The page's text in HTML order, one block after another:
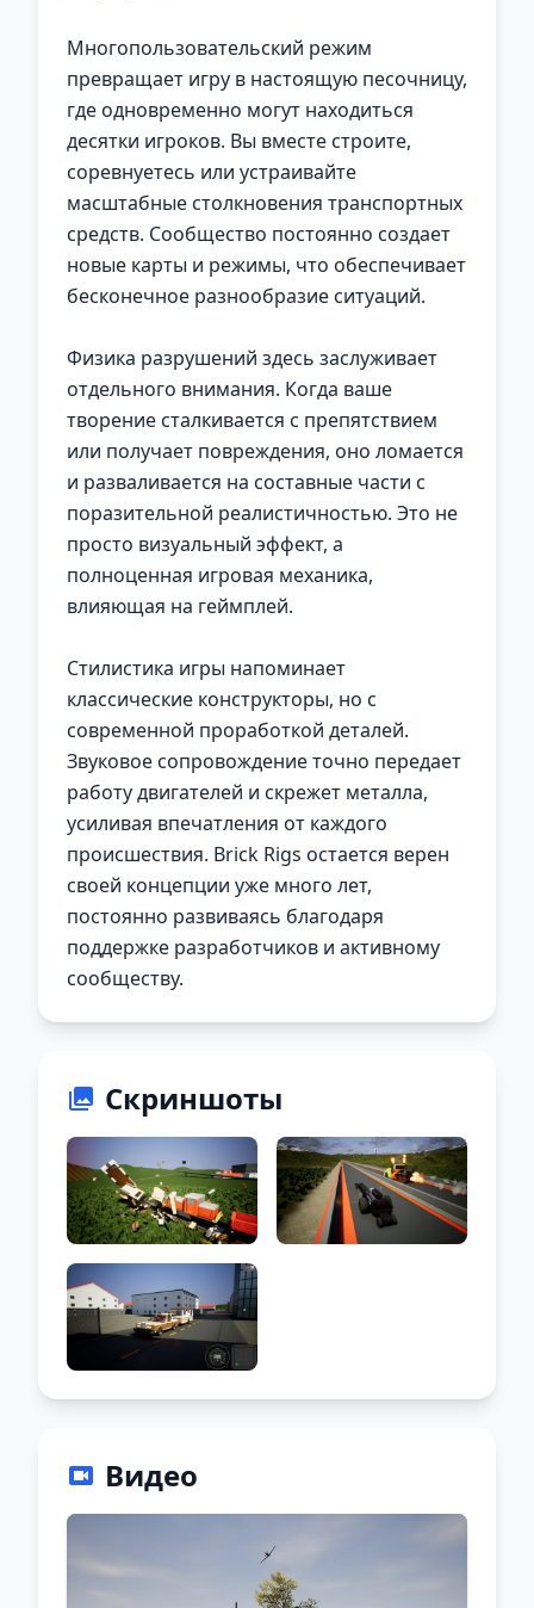
Многопользовательский режим
превращает игру в настоящую песочницу,
где одновременно могут находиться
десятки игроков. Вы вместе строите,
соревнуетесь или устраивайте
масштабные столкновения транспортных
средств. Сообщество постоянно создает
новые карты и режимы, что обеспечивает
бесконечное разнообразие ситуаций.
Физика разрушений здесь заслуживает
отдельного внимания. Когда ваше
творение сталкивается с препятствием
или получает повреждения, оно ломается
и разваливается на составные части с
поразительной реалистичностью. Это не
просто визуальный эффект, а
полноценная игровая механика,
влияющая на геймплей.
Стилистика игры напоминает
классические конструкторы, но с
современной проработкой деталей.
Звуковое сопровождение точно передает
работу двигателей и скрежет металла,
усиливая впечатления от каждого
происшествия. Brick Rigs остается верен
своей концепции уже много лет,
постоянно развиваясь благодаря
поддержке разработчиков и активному
сообществу.
Скриншоты
Видео